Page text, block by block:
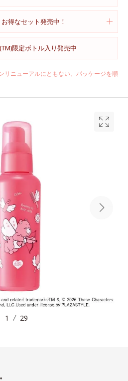
お得なセット発売中！
限定ボトル入り発売中
リニューアルにともない、パッケージを順
1 29